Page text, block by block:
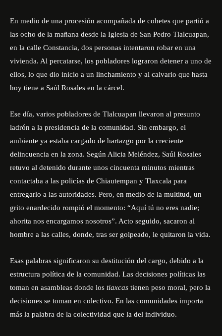
En medio de una procesión acompañada de cohetes que partió a
las ocho de la mañana desde la Iglesia de San Pedro Tlalcuapan,
en la calle Constancia, dos personas intentaron robar en una
vivienda. Al percatarse, los pobladores lograron detener a uno de
ellos, lo que dio inicio a un linchamiento y al calvario que hasta
hoy tiene a Saúl Rosales en la cárcel.
Ese día, varios pobladores de Tlalcuapan llevaron al presunto
ladrón a la presidencia de la comunidad. Sin embargo, el
ambiente ya estaba cargado de hartazgo por la creciente
delincuencia en la zona. Según Alicia Meléndez, Saúl Rosales
retuvo al detenido durante unos cincuenta minutos mientras
contactaba a las policías de Chiautempan y Tlaxcala para
entregarlo a las autoridades. Pero, en medio de la multitud, un
grito enardecido rompió el momento: “Aquí tú no eres nadie;
ahorita nos encargamos nosotros”. Acto seguido, sacaron al
hombre a las calles, donde, tras ser golpeado, le quitaron la vida.
Esas palabras significaron su destitución del cargo, debido a la
estructura política de la comunidad. Las decisiones políticas las
toman en asambleas donde los tiaxcas tienen peso moral, pero la
decisiones se toman en colectivo. En las comunidades importa
más la palabra de la colectividad que la del individuo.